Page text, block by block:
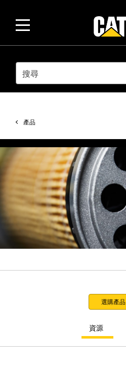
SEARCH
產品
選購產品
資源